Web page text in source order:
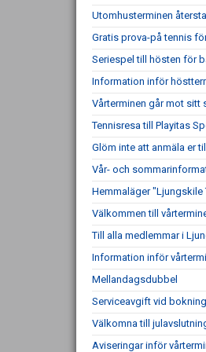
Utomhusterminen
Gratis prova-på tennis
Seriespel till hösten för
Information inför
Vårterminen går mot sitt
Tennisresa till Playitas
Glöm inte att anmäla er
Vår- och
Hemmaläger "Ljungskile
Välkommen till
Till alla medlemmar i
Information inför
Mellandagsdubbel
Serviceavgift vid
Välkomna till
Aviseringar inför